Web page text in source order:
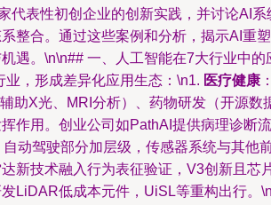
代表性初创企业的创新实践，并讨论AI系
整合。通过这些案例和分析，揭示AI重塑
遇。\n\n## 一、人工智能在7大行业中的
，形成差异化应用生态：\n1. 医疗健康
助X光、MRI分析）、药物研发（开源数
作用。创业公司如PathAI提供病理诊断流
自动驾驶部分加层级，传感器系统与其他
新技术融入行为表征验证，V3创新且芯
LiDAR低成本元件，UiSL等重构出行。